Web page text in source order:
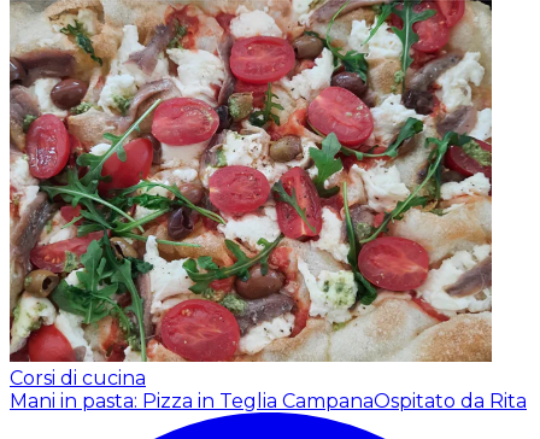
Corsi di cucina
Mani in pasta: Pizza in Teglia CampanaOspitato da Rita